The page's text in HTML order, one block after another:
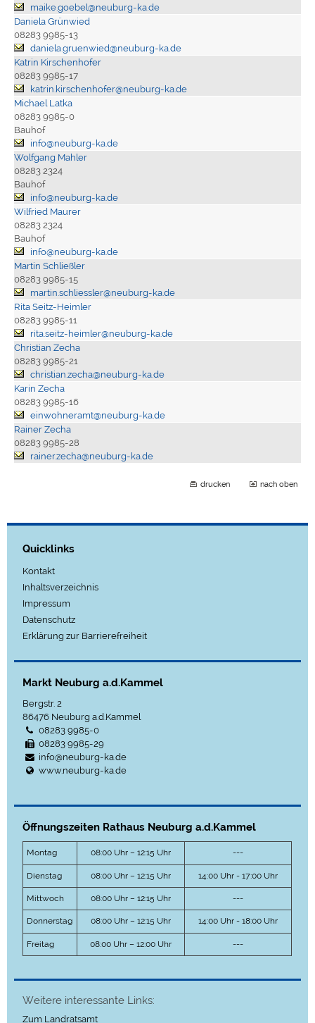
maike.goebel@neuburg-ka.de
Daniela Grünwied
08283 9985-13
daniela.gruenwied@neuburg-ka.de
Katrin Kirschenhofer
08283 9985-17
katrin.kirschenhofer@neuburg-ka.de
Michael Latka
08283 9985-0
Bauhof
info@neuburg-ka.de
Wolfgang Mahler
08283 2324
Bauhof
info@neuburg-ka.de
Wilfried Maurer
08283 2324
Bauhof
info@neuburg-ka.de
Martin Schließler
08283 9985-15
martin.schliessler@neuburg-ka.de
Rita Seitz-Heimler
08283 9985-11
rita.seitz-heimler@neuburg-ka.de
Christian Zecha
08283 9985-21
christian.zecha@neuburg-ka.de
Karin Zecha
08283 9985-16
einwohneramt@neuburg-ka.de
Rainer Zecha
08283 9985-28
rainer.zecha@neuburg-ka.de
drucken nach oben
Quicklinks
Kontakt
Inhaltsverzeichnis
Impressum
Datenschutz
Erklärung zur Barrierefreiheit
Markt Neuburg a.d.Kammel
Bergstr. 2
86476 Neuburg a.d.Kammel
08283 9985-0
08283 9985-29
info@neuburg-ka.de
www.neuburg-ka.de
Öffnungszeiten Rathaus Neuburg a.d.Kammel
Montag 08:00 Uhr – 12:15 Uhr ---
Dienstag 08:00 Uhr – 12:15 Uhr 14:00 Uhr - 17:00 Uhr
Mittwoch 08:00 Uhr – 12:15 Uhr ---
Donnerstag 08:00 Uhr – 12:15 Uhr 14:00 Uhr - 18:00 Uhr
Freitag 08:00 Uhr – 12:00 Uhr ---
Weitere interessante Links:
Zum Landratsamt